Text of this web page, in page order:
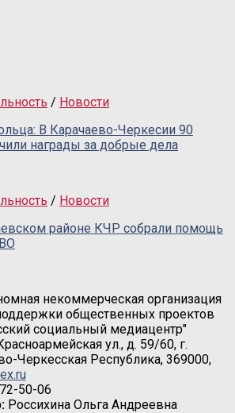
/ Новости
В Карачаево-Черкесии 90
награды за добрые дела
/ Новости
районе КЧР собрали помощь
некоммерческая организация
общественных проектов
социальный медиацентр"
ул., д. 59/60, г.
Черкесская Республика, 369000,
50-06
Россихина Ольга Андреевна